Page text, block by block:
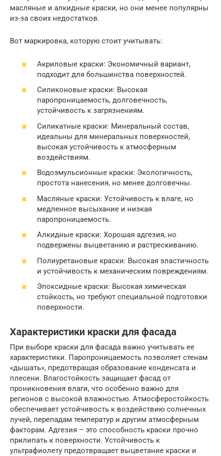
масляные и алкидные краски, но они менее популярны
из-за своих недостатков.
Вот маркировка, которую стоит учитывать:
Акриловые краски: Экономичный вариант,
подходит для большинства поверхностей.
Силиконовые краски: Высокая
паропроницаемость, долговечность,
устойчивость к загрязнениям.
Силикатные краски: Минеральный состав,
идеальны для минеральных поверхностей,
высокая устойчивость к атмосферным
воздействиям.
Водоэмульсионные краски: Экологичность,
простота нанесения, но менее долговечны.
Масляные краски: Устойчивость к влаге, но
медленное высыхание и низкая
паропроницаемость.
Алкидные краски: Хорошая адгезия, но
подвержены выцветанию и растрескиванию.
Полиуретановые краски: Высокая эластичность
и устойчивость к механическим повреждениям.
Эпоксидные краски: Высокая химическая
стойкость, но требуют специальной подготовки
поверхности.
Характеристики краски для фасада
При выборе краски для фасада важно учитывать ее
характеристики. Паропроницаемость позволяет стенам
«дышать», предотвращая образование конденсата и
плесени. Влагостойкость защищает фасад от
проникновения влаги, что особенно важно для
регионов с высокой влажностью. Атмосферостойкость
обеспечивает устойчивость к воздействию солнечных
лучей, перепадам температур и другим атмосферным
факторам. Адгезия – это способность краски прочно
прилипать к поверхности. Устойчивость к
ультрафиолету предотвращает выцветание краски и